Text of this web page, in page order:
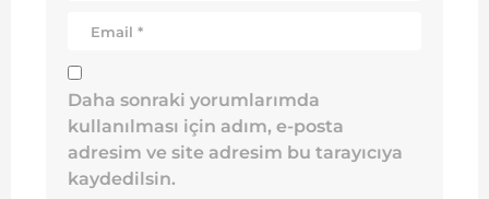
Daha sonraki yorumlarımda
kullanılması için adım, e-posta
adresim ve site adresim bu tarayıcıya
kaydedilsin.